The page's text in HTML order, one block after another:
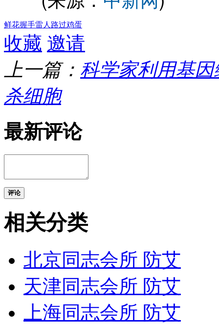
鲜花握手雷人 路过鸡蛋
收藏 邀请
上一篇： 科学家利用基
杀细胞
最新评论
评论
相关分类
北京同志会所 防艾
天津同志会所 防艾
上海同志会所 防艾